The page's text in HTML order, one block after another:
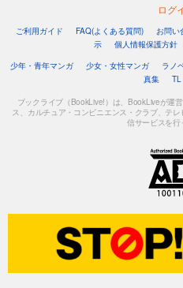
ログ
ご利用ガイド FAQ(よくある質問) お問い
示
個人情報保護方針
少年・青年マンガ
少女・女性マンガ ラノ
真集
TL
ブックライブ（BookLive!）は、BookLiveが運
ス、カルチュア・コンビニエンス・クラブ、テ
信サービスを行